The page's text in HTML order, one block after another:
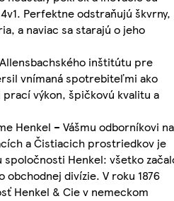
Perfektne odstraňujú škvrny,
a naviac sa starajú o jeho
inštitútu pre
vnímaná spotrebiteľmi ako
výkon, špičkovú kvalitu a
Henkel – Vášmu odborníkovi na
a Čistiacich prostriedkov je
Henkel: všetko
divízie. V roku 1876
Henkel & Cie v nemeckom